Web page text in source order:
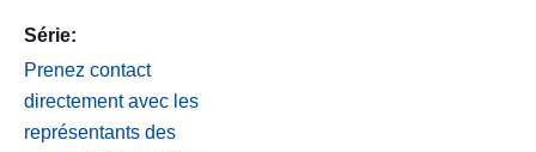
Série:
Prenez contact
directement avec les
représentants des